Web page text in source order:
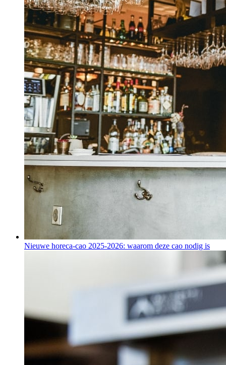
Nieuwe horeca-cao 2025-2026: waarom deze cao nodig is